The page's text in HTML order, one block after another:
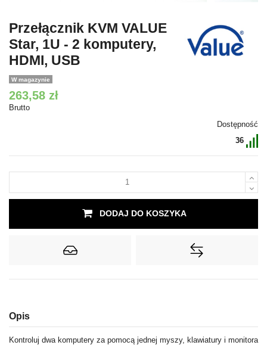
Przełącznik KVM VALUE
Star, 1U - 2 komputery,
HDMI, USB
W magazynie
263,58 zł
Brutto
Dostępność
36
DODAJ DO KOSZYKA
Opis
Kontroluj dwa komputery za pomocą jednej myszy, klawiatury i monitora